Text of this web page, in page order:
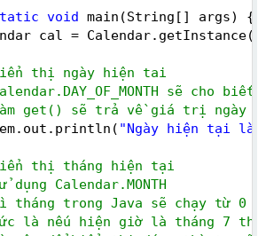
void
main(String[] args) {
cal =
thị ngày hiện tai
sẽ cho
get() sẽ trả về giá trị ngày
"Ngày hiện tại là
thị tháng hiện tại
Calendar.MONTH
trong Java sẽ chạy từ 0
là nếu hiện giờ là tháng 7 thì